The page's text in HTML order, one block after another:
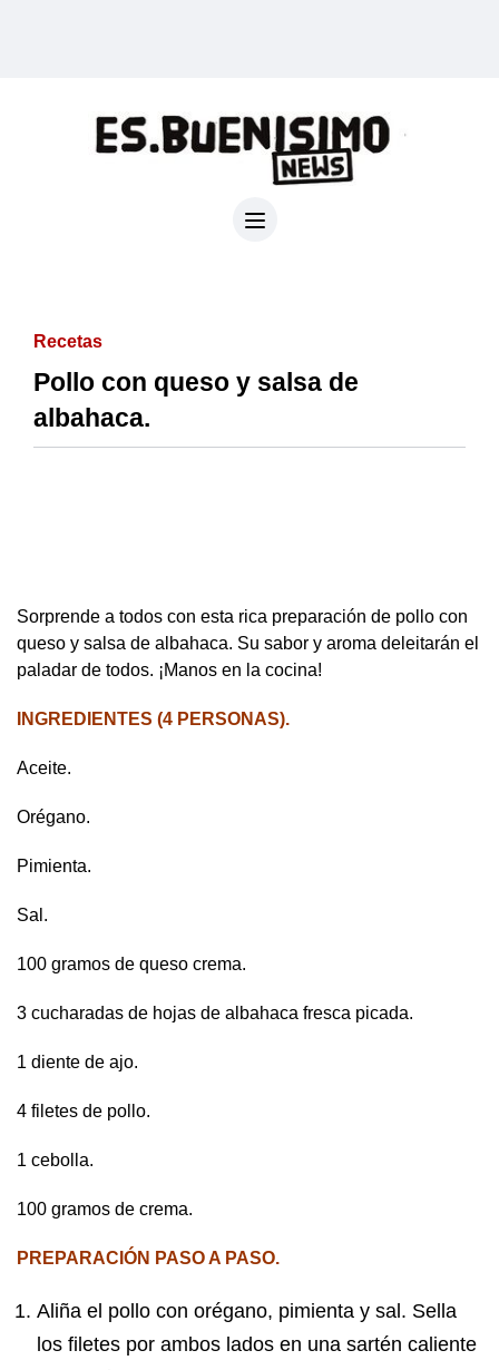
Recetas
Pollo con queso y salsa de
albahaca.
Sorprende a todos con esta rica preparación de pollo con
queso y salsa de albahaca. Su sabor y aroma deleitarán el
paladar de todos. ¡Manos en la cocina!
INGREDIENTES (4 PERSONAS).
Aceite.
Orégano.
Pimienta.
Sal.
100 gramos de queso crema.
3 cucharadas de hojas de albahaca fresca picada.
1 diente de ajo.
4 filetes de pollo.
1 cebolla.
100 gramos de crema.
PREPARACIÓN PASO A PASO.
Aliña el pollo con orégano, pimienta y sal. Sella
los filetes por ambos lados en una sartén caliente